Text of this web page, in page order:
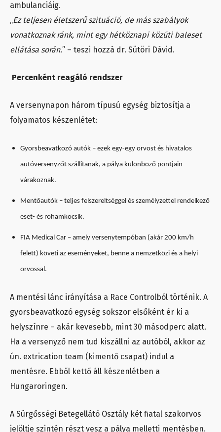
ambulanciáig.
„Ez teljesen életszerű szituáció, de más szabályok
vonatkoznak ránk, mint egy hétköznapi közúti baleset
ellátása során.” – teszi hozzá dr. Sütöri Dávid.
Percenként reagáló rendszer
A versenynapon három típusú egység biztosítja a
folyamatos készenlétet:
Gyorsbeavatkozó autók – ezek egy-egy orvost és hivatalos
autóversenyzőt szállítanak, a pálya különböző pontjain
várakoznak.
Mentőautók – teljes felszereltséggel és személyzettel rendelkező
eset- és rohamkocsik.
FIA Medical Car – amely versenytempóban (akár 200 km/h
felett) követi az eseményeket, benne a nemzetközi és a helyi
orvossal.
A mentési lánc irányítása a Race Controlból történik. A
gyorsbeavatkozó egység sokszor elsőként ér ki a
helyszínre – akár kevesebb, mint 30 másodperc alatt.
Ha a versenyző nem tud kiszállni az autóból, akkor az
ún. extrication team (kimentő csapat) indul a
mentésre. Ebből kettő áll készenlétben a
Hungaroringen.
A Sürgősségi Betegellátó Osztály két fiatal szakorvos
jelöltje szintén részt vesz a pálya melletti mentésben.